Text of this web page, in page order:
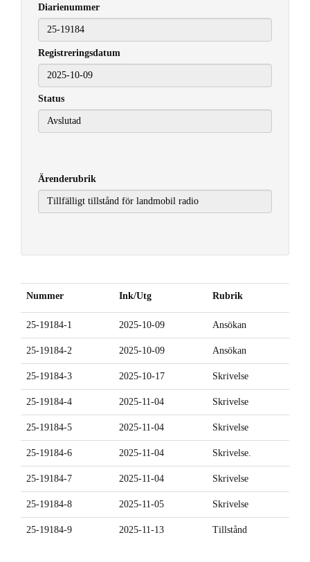
Diarienummer
Registreringsdatum
2025-10-09
Status
Ärenderubrik
Nummer Ink/Utg Rubrik
25-19184-1 2025-10-09 Ansökan
25-19184-2 2025-10-09 Ansökan
25-19184-3 2025-10-17 Skrivelse
25-19184-4 2025-11-04 Skrivelse
25-19184-5 2025-11-04 Skrivelse
25-19184-6 2025-11-04 Skrivelse.
25-19184-7 2025-11-04 Skrivelse
25-19184-8 2025-11-05 Skrivelse
25-19184-9 2025-11-13 Tillstånd